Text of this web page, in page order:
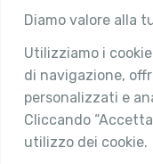
Diamo valore alla
Utilizziamo i
di navigazione,
personalizzati e
Cliccando
utilizzo dei cookie.
Associazione
Chi siamo
Attività
Contatti
Area Riservata